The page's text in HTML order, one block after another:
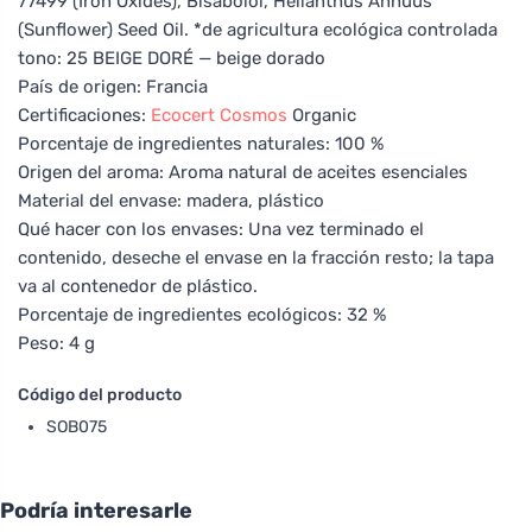
(Sunflower) Seed Oil. *de agricultura ecológica controlada
tono: 25 BEIGE DORÉ — beige dorado
País de origen: Francia
Certificaciones: Ecocert Cosmos Organic
Porcentaje de ingredientes naturales: 100 %
Origen del aroma: Aroma natural de aceites esenciales
Material del envase: madera, plástico
Qué hacer con los envases: Una vez terminado el
contenido, deseche el envase en la fracción resto; la tapa
va al contenedor de plástico.
Porcentaje de ingredientes ecológicos: 32 %
Peso: 4 g
Código del producto
SOB075
Podría interesarle